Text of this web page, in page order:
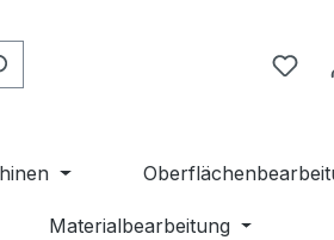
Du
Materialbearbeitung